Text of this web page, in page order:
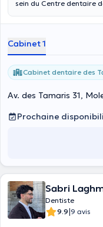
sein du Centre dentaire
dentaires généraux, des
mains !
Cabinet 1
Cabinet dentaire des
Av. des Tamaris 31,
Prochaine
Sabri
Dentiste
9.9|9 avis